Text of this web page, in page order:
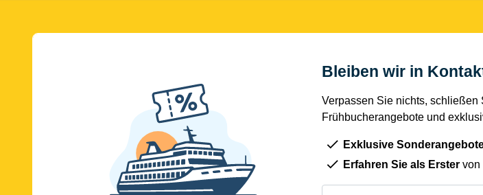
Bleiben wir in
Verpassen Sie nichts, schließen
Frühbucherangebote und
Exklusive
Erfahren Sie als Erster von